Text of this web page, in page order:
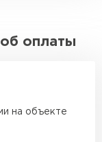
оплаты
на объекте